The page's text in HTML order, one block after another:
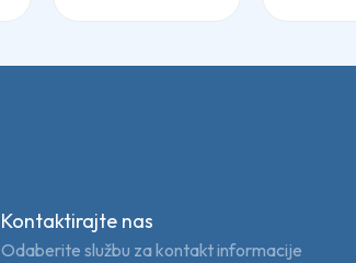
Kontaktirajte nas
Odaberite službu za kontakt informacije